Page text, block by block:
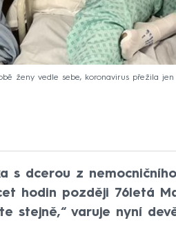
ženy vedle sebe, koronavirus přežila jen
s dcerou z
hodin později 76letá
stejně,“ varuje nyní